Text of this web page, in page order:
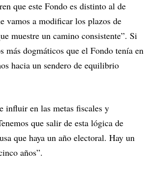
que este Fondo es distinto al de
vamos a modificar los plazos de
muestre un camino consistente”. Si
más dogmáticos que el Fondo tenía en
hacia un sendero de equilibrio
influir en las metas fiscales y
que salir de esta lógica de
que haya un año electoral. Hay un
años”.